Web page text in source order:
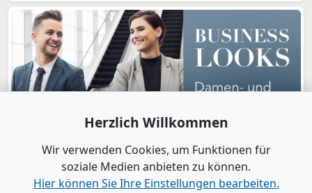
Herzlich Willkommen
Wir verwenden Cookies, um Funktionen für
soziale Medien anbieten zu können.
Hier können Sie Ihre Einstellungen bearbeiten.